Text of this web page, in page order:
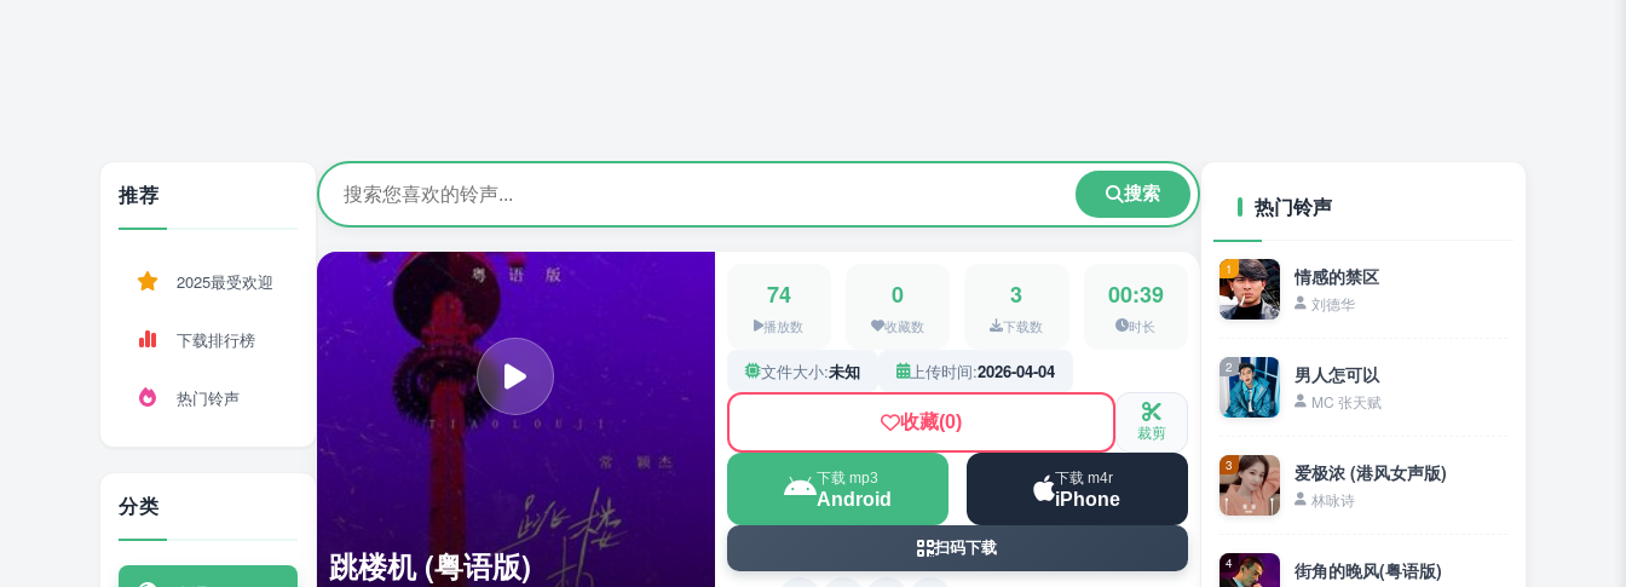
推荐
2025最受欢迎
下载排行榜
热门铃声
分类
搜索
跳楼机 (粤语版)
74
播放数
0
收藏数
3
下载数
00:39
时长
文件大小:未知 上传时间:2026-04-04
收藏(0) 裁剪
下载 mp3
Android
下载 m4r
iPhone
扫码下载
热门铃声
1 情感的禁区
刘德华
2 男人怎可以
MC 张天赋
3 爱极浓 (港风女声版)
林咏诗
4 街角的晚风(粤语版)